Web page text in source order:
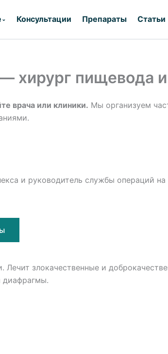
⌄ Консультации Препараты Статьи
хирург пищевода
врача или клиники. Мы организуем
и руководитель службы операций
злокачественные и
диафрагмы.